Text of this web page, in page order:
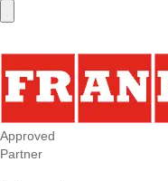
Approved
Partner